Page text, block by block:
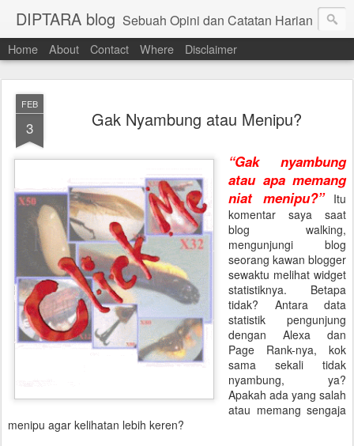
DIPTARA blog Sebuah Opini dan Catatan Harian
Home About Contact Where Disclaimer
FEB
3 Gak Nyambung atau Menipu?
“Gak nyambung
atau apa memang
niat menipu?”Itu
komentar saya saat
blog walking,
mengunjungi blog
seorang kawan blogger
sewaktu melihat widget
statistiknya. Betapa
tidak? Antara data
statistik pengunjung
dengan Alexa dan
Page Rank-nya, kok
sama sekali tidak
nyambung, ya?
Apakah ada yang salah
atau memang sengaja
menipu agar kelihatan lebih keren?